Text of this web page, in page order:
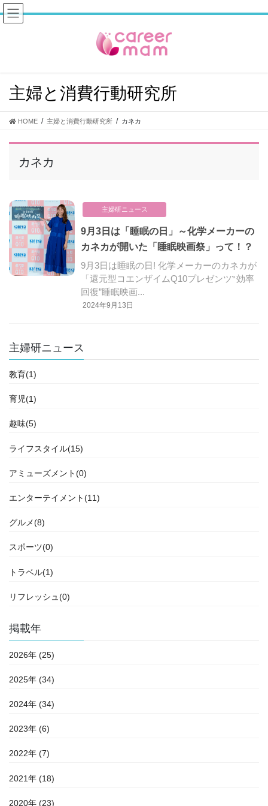
コ
ン
プ
ナ
ビ
動
主婦と消費行動研究所
HOME 主婦と消費行動研究所 カネカ
カネカ
主婦研ニュース
2024年9月13日
9月3日は「睡眠の日」～化学メーカーの
カネカが開いた「睡眠映画祭」って！？
9月3日は睡眠の日! 化学メーカーのカネカが
「還元型コエンザイムQ10プレゼンツ‶効率
回復”睡眠映画...
主婦研ニュース
教育(1)
育児(1)
趣味(5)
ライフスタイル(15)
アミューズメント(0)
エンターテイメント(11)
グルメ(8)
スポーツ(0)
トラベル(1)
リフレッシュ(0)
掲載年
2026年 (25)
2025年 (34)
2024年 (34)
2023年 (6)
2022年 (7)
2021年 (18)
2020年 (23)